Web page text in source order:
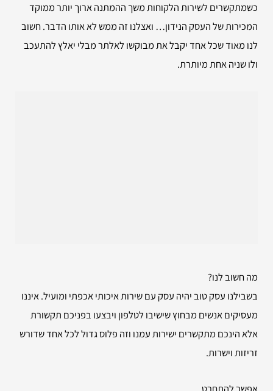
כשמתקשרים לשירות הלקוחות משך ההמתנה ארוך יותר ממוקד
המכירות של העסק הנידון… ואצלנו זה ממש לא אותו הדבר. חשוב
לנו מאוד שכל אחד יקבל את מבוקשו לאלתר מבלי יאלץ להתעכב
ולו שניה אחת מיותרת.
מה חשוב לנו?
בשבילנו עסק טוב יהיה עסק עם שירות איכותי אכפתי ומועיל. איננו
מעסיקים אנשים מבחוץ שישיבו לטלפון ויבצעו בפניכם תקשורת
אלא הינכם מתקשרים ישירות עמנו וזה פלוס גדול לכל אחד שדורש
זריזות וישרות.